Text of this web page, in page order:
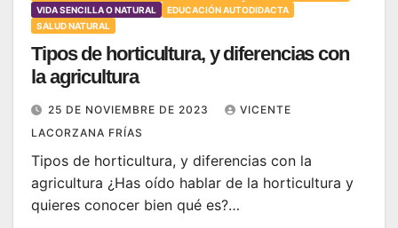
VIDA SENCILLA O NATURAL
EDUCACIÓN AUTODIDACTA
SALUD NATURAL
Tipos de horticultura, y diferencias con
la agricultura
25 DE NOVIEMBRE DE 2023
VICENTE
LACORZANA FRÍAS
Tipos de horticultura, y diferencias con la
agricultura ¿Has oído hablar de la horticultura y
quieres conocer bien qué es?…